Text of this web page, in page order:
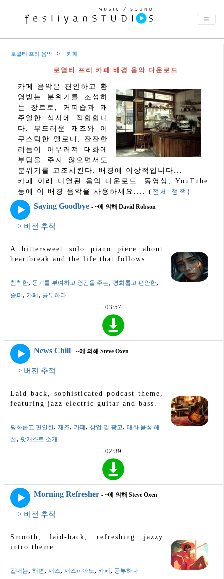
로열티 프리 음악 카페
로열티 프리 카페 배경 음악 다운로드
카페 음악은 편안하고 환
영받는 분위기를 조성하
는 장르로, 커피숍과 캐
주얼한 식사에 적합합니
다. 부드러운 재즈와 어
쿠스틱한 멜로디, 잔잔한
리듬이 어우러져 대화에
부담을 주지 않으면서도
분위기를 고조시킨다. 배경에 이상적입니다...
카페 아래 나열된 음악 다운로드. 동영상, YouTube
등에 이 배경 음악을 사용하세요.... ( 전체 정책 )
Saying Goodbye - ~에 의해 David Robson
> 버전 추적
A bittersweet solo piano piece about
heartbreak and the life that follows.
침착한, 동기를 부여하고 영감을 주는, 평화롭고 편안한,
슬퍼 , 카페 , 공부하다
03:57
News Chill - ~에 의해 Steve Oxen
> 버전 추적
Laid-back, sophisticated podcast theme,
featuring jazz electric guitar and bass.
평화롭고 편안한, 재즈, 카페, 상업 및 광고 , 대화 음성 해
설, 팟캐스트 소개
02:39
Morning Refresher - ~에 의해 Steve Oxen
> 버전 추적
Smooth, laid-back, refreshing jazzy
intro theme.
겁내는, 해변 , 재즈, 재즈피아노, 카페 , 공부하다